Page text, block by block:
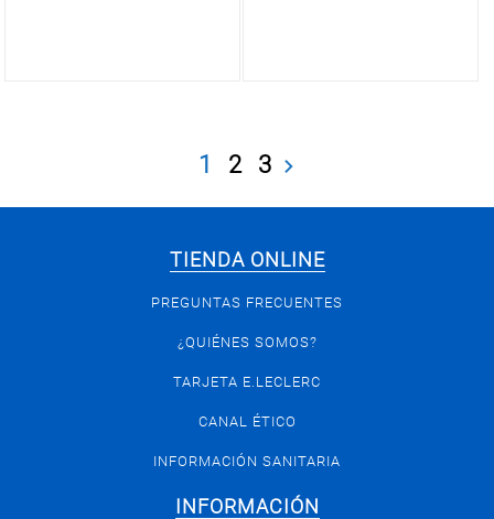
1 2 3
TIENDA ONLINE
PREGUNTAS FRECUENTES
¿QUIÉNES SOMOS?
TARJETA E.LECLERC
CANAL ÉTICO
INFORMACIÓN SANITARIA
INFORMACIÓN